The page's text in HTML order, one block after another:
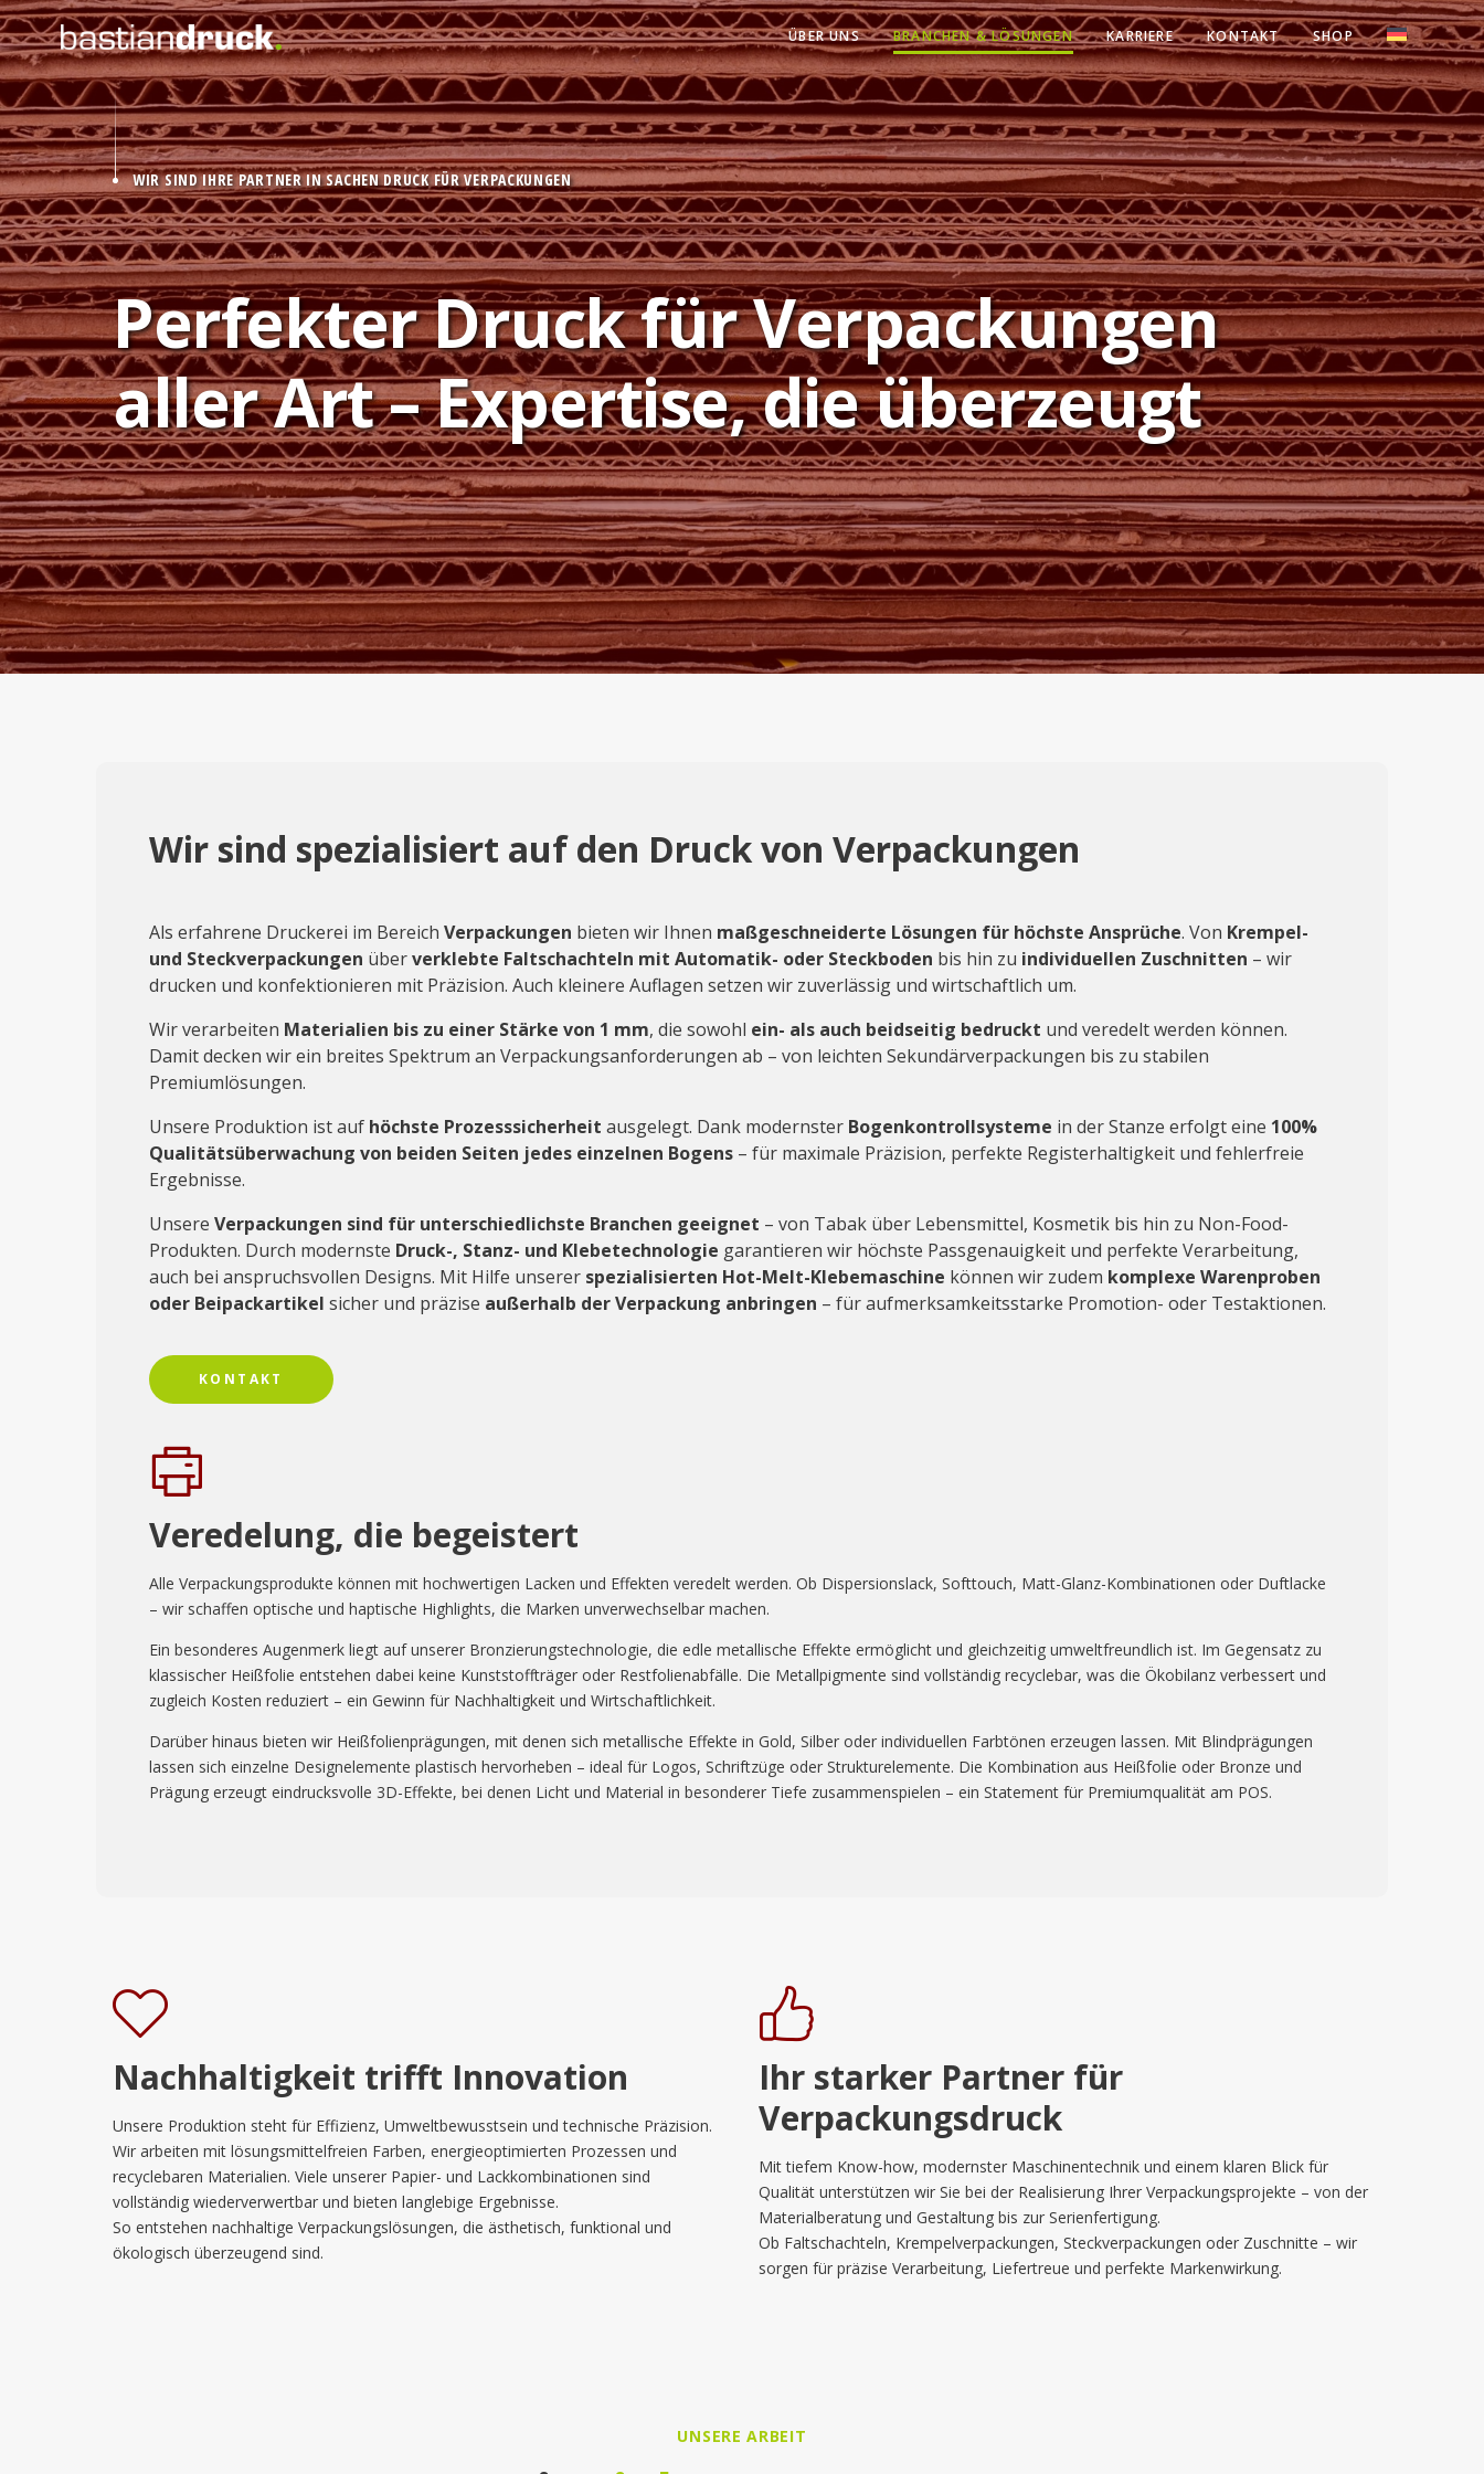
ÜBER UNS BRANCHEN & LÖSUNGEN KARRIERE KONTAKT SHOP
WIR SIND IHRE PARTNER IN SACHEN DRUCK FÜR VERPACKUNGEN
Perfekter Druck für Verpackungen
aller Art – Expertise, die überzeugt
Wir sind spezialisiert auf den Druck von Verpackungen
Als erfahrene Druckerei im Bereich Verpackungen bieten wir Ihnen maßgeschneiderte Lösungen für höchste Ansprüche. Von Krempel-
und Steckverpackungen überverklebte Faltschachteln mit Automatik- oder Steckboden bis hin zu individuellen Zuschnitten – wir
drucken und konfektionieren mit Präzision. Auch kleinere Auflagen setzen wir zuverlässig und wirtschaftlich um.
Wir verarbeiten Materialien bis zu einer Stärke von 1 mm, die sowohl ein- als auch beidseitig bedruckt und veredelt werden können.
Damit decken wir ein breites Spektrum an Verpackungsanforderungen ab – von leichten Sekundärverpackungen bis zu stabilen
Premiumlösungen.
Unsere Produktion ist auf höchste Prozesssicherheit ausgelegt. Dank modernster Bogenkontrollsysteme in der Stanze erfolgt eine 100%
Qualitätsüberwachung von beiden Seiten jedes einzelnen Bogens – für maximale Präzision, perfekte Registerhaltigkeit und fehlerfreie
Ergebnisse.
Unsere Verpackungen sind für unterschiedlichste Branchen geeignet – von Tabak über Lebensmittel, Kosmetik bis hin zu Non-Food-
Produkten. Durch modernste Druck-, Stanz- und Klebetechnologie garantieren wir höchste Passgenauigkeit und perfekte Verarbeitung,
auch bei anspruchsvollen Designs. Mit Hilfe unserer spezialisierten Hot-Melt-Klebemaschine können wir zudem komplexe Warenproben
oder Beipackartikel sicher und präzise außerhalb der Verpackung anbringen – für aufmerksamkeitsstarke Promotion- oder Testaktionen.
KONTAKT
Veredelung, die begeistert
Alle Verpackungsprodukte können mit hochwertigen Lacken und Effekten veredelt werden. Ob Dispersionslack, Softtouch, Matt-Glanz-Kombinationen oder Duftlacke
– wir schaffen optische und haptische Highlights, die Marken unverwechselbar machen.
Ein besonderes Augenmerk liegt auf unserer Bronzierungstechnologie, die edle metallische Effekte ermöglicht und gleichzeitig umweltfreundlich ist. Im Gegensatz zu
klassischer Heißfolie entstehen dabei keine Kunststoffträger oder Restfolienabfälle. Die Metallpigmente sind vollständig recyclebar, was die Ökobilanz verbessert und
zugleich Kosten reduziert – ein Gewinn für Nachhaltigkeit und Wirtschaftlichkeit.
Darüber hinaus bieten wir Heißfolienprägungen, mit denen sich metallische Effekte in Gold, Silber oder individuellen Farbtönen erzeugen lassen. Mit Blindprägungen
lassen sich einzelne Designelemente plastisch hervorheben – ideal für Logos, Schriftzüge oder Strukturelemente. Die Kombination aus Heißfolie oder Bronze und
Prägung erzeugt eindrucksvolle 3D-Effekte, bei denen Licht und Material in besonderer Tiefe zusammenspielen – ein Statement für Premiumqualität am POS.
Nachhaltigkeit trifft Innovation
Unsere Produktion steht für Effizienz, Umweltbewusstsein und technische Präzision.
Wir arbeiten mit lösungsmittelfreien Farben, energieoptimierten Prozessen und
recyclebaren Materialien. Viele unserer Papier- und Lackkombinationen sind
vollständig wiederverwertbar und bieten langlebige Ergebnisse.
So entstehen nachhaltige Verpackungslösungen, die ästhetisch, funktional und
ökologisch überzeugend sind.
Ihr starker Partner für
Verpackungsdruck
Mit tiefem Know-how, modernster Maschinentechnik und einem klaren Blick für
Qualität unterstützen wir Sie bei der Realisierung Ihrer Verpackungsprojekte – von der
Materialberatung und Gestaltung bis zur Serienfertigung.
Ob Faltschachteln, Krempelverpackungen, Steckverpackungen oder Zuschnitte – wir
sorgen für präzise Verarbeitung, Liefertreue und perfekte Markenwirkung.
UNSERE ARBEIT